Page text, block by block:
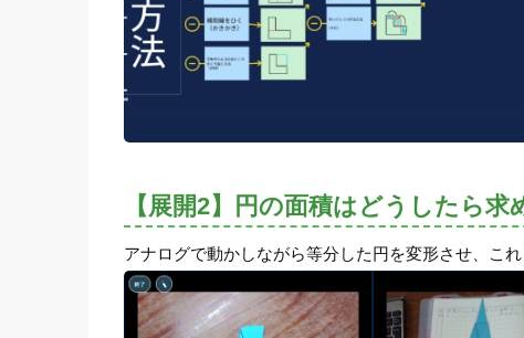
【展開2】円の面積はどうしたら
アナログで動かしながら等分した円を変形させ、こ